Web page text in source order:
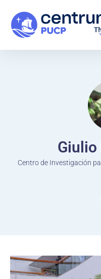
Giulio
Centro de Investigación